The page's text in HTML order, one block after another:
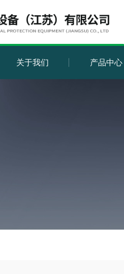
关于我们 产品中心